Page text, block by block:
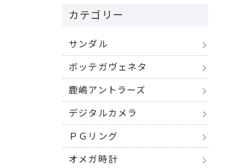
カテゴリー
サンダル
ボッテガヴェネタ
鹿嶋アントラーズ
デジタルカメラ
ＰＧリング
オメガ時計